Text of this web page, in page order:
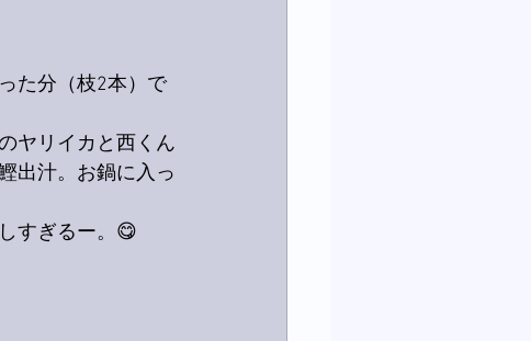
た分（枝2本）で
ヤリイカと西くん
出汁。お鍋に入っ
すぎるー。😋